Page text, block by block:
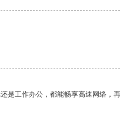
工作办公，都能畅享高速网络